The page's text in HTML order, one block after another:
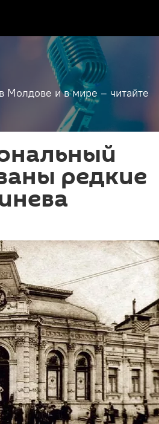
Молдове и в мире – читайте
редкие